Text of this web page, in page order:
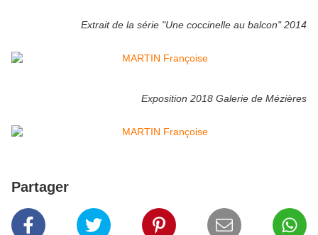
Extrait de la série "Une coccinelle au balcon" 2014
Exposition 2018 Galerie de Mézières
Partager